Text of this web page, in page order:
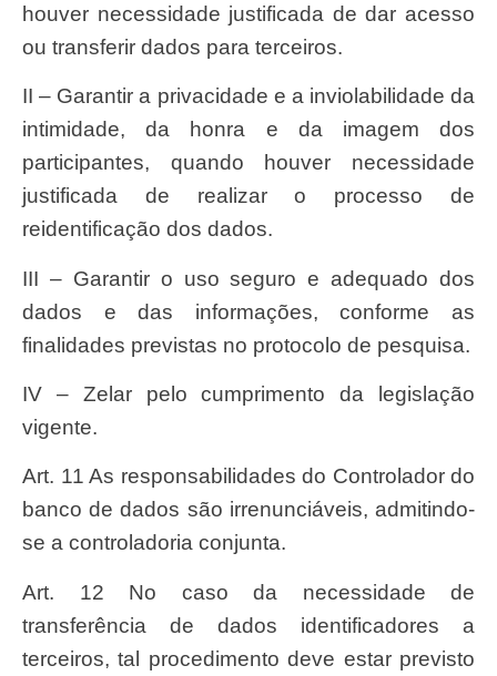
houver necessidade justificada de dar acesso
ou transferir dados para terceiros.
II – Garantir a privacidade e a inviolabilidade da
intimidade, da honra e da imagem dos
participantes, quando houver necessidade
justificada de realizar o processo de
reidentificação dos dados.
III – Garantir o uso seguro e adequado dos
dados e das informações, conforme as
finalidades previstas no protocolo de pesquisa.
IV – Zelar pelo cumprimento da legislação
vigente.
Art. 11 As responsabilidades do Controlador do
banco de dados são irrenunciáveis, admitindo-
se a controladoria conjunta.
Art. 12 No caso da necessidade de
transferência de dados identificadores a
terceiros, tal procedimento deve estar previsto